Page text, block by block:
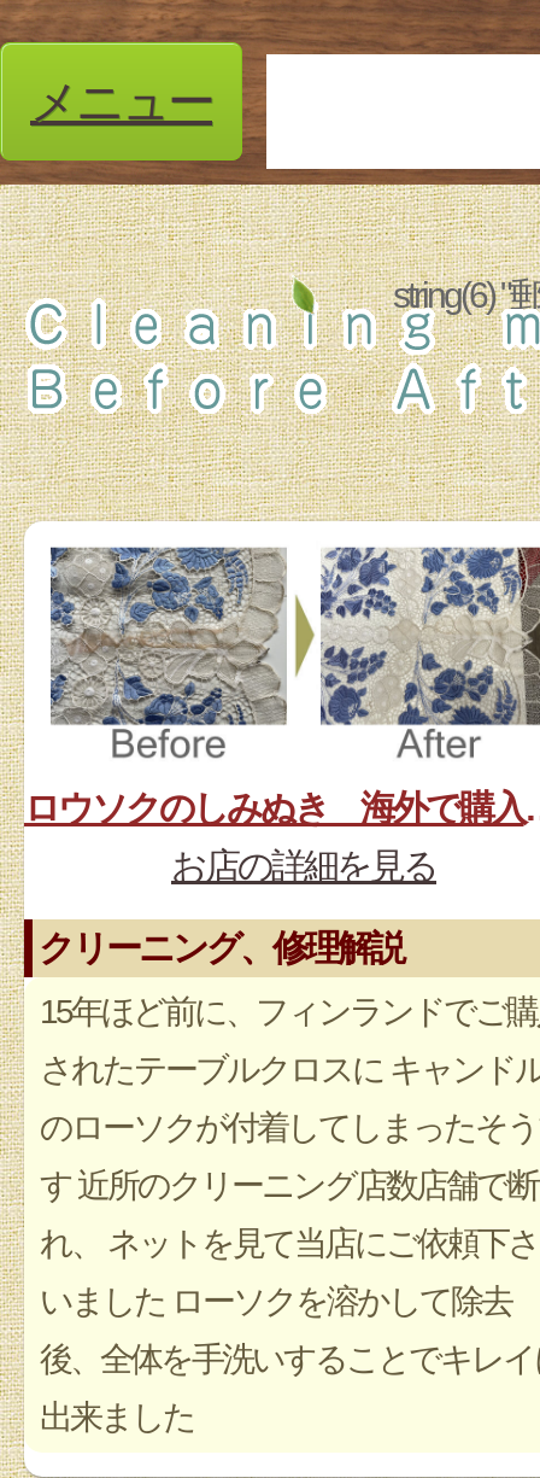
メニュー
string(6) "
ロウソクの
お店の詳細を見る
クリーニング、修理解説
15年ほど前に、フィンランドでご
されたテーブルクロスに キャンド
のローソクが付着してしまったそ
す 近所のクリーニング店数店舗で
れ、 ネットを見て当店にご依頼下さ
いました ローソクを溶かして除去
後、全体を手洗いすることでキレ
出来ました